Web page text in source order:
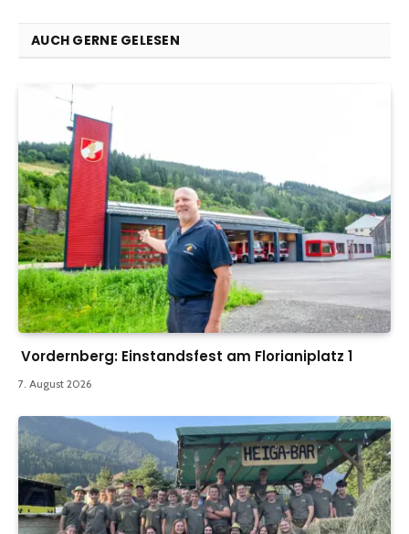
AUCH GERNE GELESEN
Vordernberg: Einstandsfest am Florianiplatz 1
7. August 2026